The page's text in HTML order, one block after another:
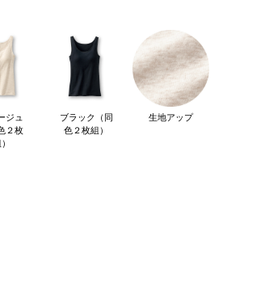
ジュ
２枚
ブラック（同
色２枚組）
生地アップ